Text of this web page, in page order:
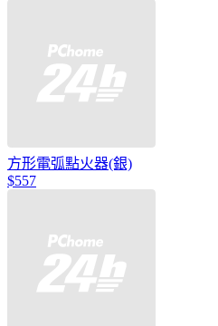
方形電弧點火器(銀)
$557